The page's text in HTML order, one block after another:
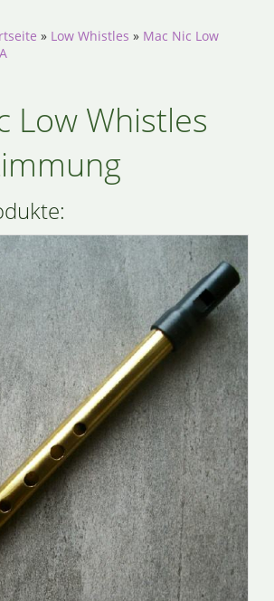
» Low Whistles » Mac Nic Low
Low Whistles